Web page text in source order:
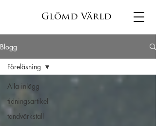
Glömd Värld
Blogg
Alla inlägg
tidningsartikel
tandvärkstall
Föreläsning